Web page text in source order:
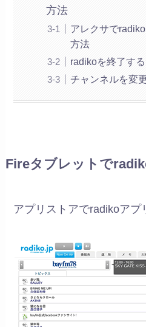
方法
アレクサで
方法
radikoを終了する
チャンネルを変
Fireタブレットで
アプリストアでradikoアプ